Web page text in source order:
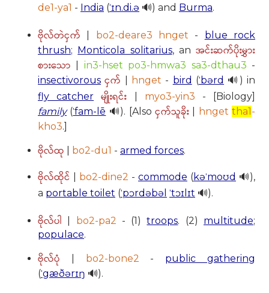
de1-ya1 - India (ˈɪn.di.ə 🔊) and Burma.
ဗိုလ်တဲငှက် bo2-deare3 hnget - blue rock
thrush; Monticola solitarius, an အင်းဆက်ပိုးမွှား
စားသော
in3-hset po3-hmwa3 sa3-dthau3 -
insectivorous ငှက် hnget - bird (ˈbərd 🔊) in
fly catcher
မျိုးရင်း myo3-yin3 - [Biology]
family(ˈfam-lē 🔊). [Also ငှက်သူခိုး| hnget tha1-
kho3.]
ဗိုလ်ထု bo2-du1 - armed forces.
ဗိုလ်ထိုင် bo2-dine2 - commode (kəˈmoʊd 🔊),
a portable toilet (ˈpɔrdəbəl ˈtɔɪlɪt 🔊).
ဗိုလ်ပါ bo2-pa2 - (1)troops. (2) multitude;
populace.
ဗိုလ်ပုံ bo2-bone2 - public gathering
(ˈgæðərɪŋ 🔊).